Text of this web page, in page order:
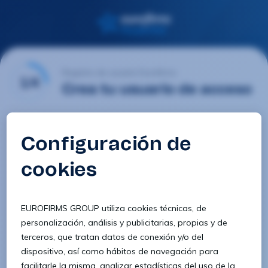
1/4 Crea tu usuario de acceso
Contraseña
Confirmar contraseña
8 caracteres 1 letra minúscula